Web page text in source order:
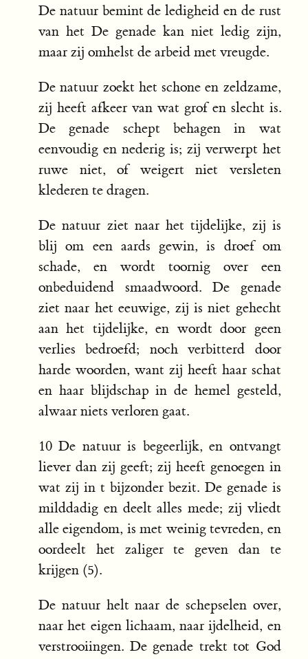
De natuur bemint de ledigheid en de rust
van het De genade kan niet ledig zijn,
maar zij omhelst de arbeid met vreugde.
De natuur zoekt het schone en zeldzame,
zij heeft afkeer van wat grof en slecht is.
De genade schept behagen in wat
eenvoudig en nederig is; zij verwerpt het
ruwe niet, of weigert niet versleten
klederen te dragen.
De natuur ziet naar het tijdelijke, zij is
blij om een aards gewin, is droef om
schade, en wordt toornig over een
onbeduidend smaadwoord. De genade
ziet naar het eeuwige, zij is niet gehecht
aan het tijdelijke, en wordt door geen
verlies bedroefd; noch verbitterd door
harde woorden, want zij heeft haar schat
en haar blijdschap in de hemel gesteld,
alwaar niets verloren gaat.
10 De natuur is begeerlijk, en ontvangt
liever dan zij geeft; zij heeft genoegen in
wat zij in t bijzonder bezit. De genade is
milddadig en deelt alles mede; zij vliedt
alle eigendom, is met weinig tevreden, en
oordeelt het zaliger te geven dan te
krijgen (5).
De natuur helt naar de schepselen over,
naar het eigen lichaam, naar ijdelheid, en
verstrooiingen. De genade trekt tot God